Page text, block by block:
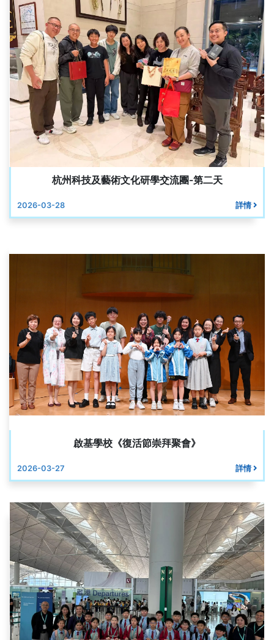
杭州科技及藝術文化研學交流團-第二天
2026-03-28 詳情
啟基學校《復活節崇拜聚會》
2026-03-27 詳情